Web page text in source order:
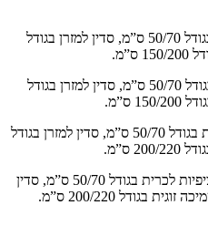
כולל ציפית לכרית בגודל 50/70 ס”מ, סדין למזרן בגודל
כולל ציפית לכרית בגודל 50/70 ס”מ, סדין למזרן בגודל
כולל 2 ציפיות לכרית בגודל 50/70 ס”מ, סדין למזרן בגודל
כולל 2 ציפיות לכרית בגודל 50/70 ס”מ, סדין